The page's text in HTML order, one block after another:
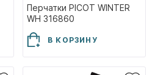
Перчатки PICOT WINTER
WH 316860
В КОРЗИНУ